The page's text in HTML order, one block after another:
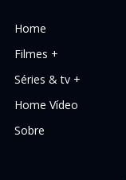
Home
Filmes +
Séries & tv +
Home Vídeo
Sobre